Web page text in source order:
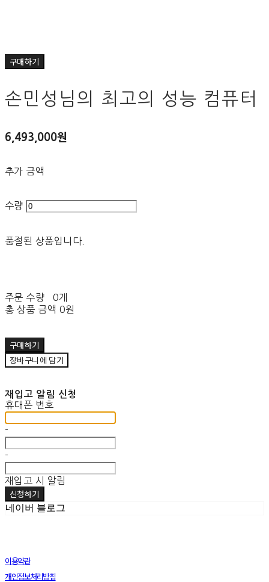
구매하기
손민성님의 최고의 성능 컴퓨터
6,493,000원
추가 금액
수량
품절된 상품입니다.
주문 수량
0개
총 상품 금액 0원
구매하기
장바구니에 담기
재입고 알림 신청
휴대폰 번호
-
-
재입고 시 알림
신청하기
네이버 블로그
이용약관
개인정보처리방침